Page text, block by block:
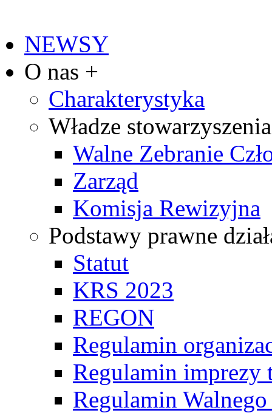
NEWSY
O nas +
Charakterystyka
Władze stowarzyszenia
Walne Zebranie
Zarząd
Komisja Rewizyjna
Podstawy prawne
Statut
KRS 2023
REGON
Regulamin
Regulamin
Regulamin